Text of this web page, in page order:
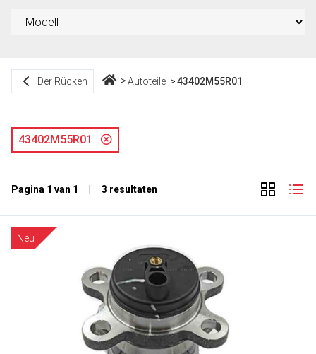
Der Rücken Autoteile 43402M55R01
43402M55R01
Pagina 1 van 1 | 3 resultaten
Neu